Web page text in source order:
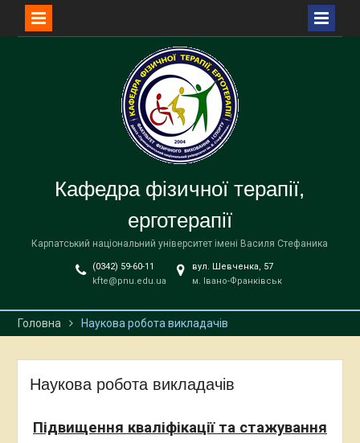
Кафедра фізичної терапії,
ерготерапії
Карпатський національний університет імені Василя Стефаника
(0342) 59-60-11
kfte@pnu.edu.ua
вул. Шевченка, 57
м. Івано-Франківськ
Головна Наукова робота викладачів
Наукова робота викладачів
Підвищення кваліфікації та стажування